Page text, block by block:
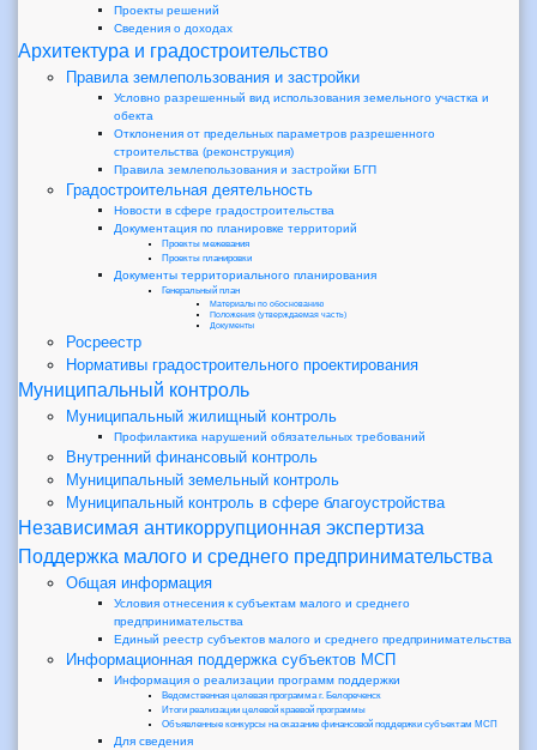
Проекты решений
Сведения о доходах
Архитектура и градостроительство
Правила землепользования и застройки
Условно разрешенный вид использования земельного участка и
обекта
Отклонения от предельных параметров разрешенного
строительства (реконструкция)
Правила землепользования и застройки БГП
Градостроительная деятельность
Новости в сфере градостроительства
Документация по планировке территорий
Проекты межевания
Проекты планировки
Документы территориального планирования
Генеральный план
Материалы по обоснованию
Положения (утверждаемая часть)
Документы
Росреестр
Нормативы градостроительного проектирования
Муниципальный контроль
Муниципальный жилищный контроль
Профилактика нарушений обязательных требований
Внутренний финансовый контроль
Муниципальный земельный контроль
Муниципальный контроль в сфере благоустройства
Независимая антикоррупционная экспертиза
Поддержка малого и среднего предпринимательства
Общая информация
Условия отнесения к субъектам малого и среднего
предпринимательства
Единый реестр субъектов малого и среднего предпринимательства
Информационная поддержка субъектов МСП
Информация о реализации программ поддержки
Ведомственная целевая программа г. Белореченск
Итоги реализации целевой краевой программы
Объявленные конкурсы на оказание финансовой поддержки субъектам МСП
Для сведения